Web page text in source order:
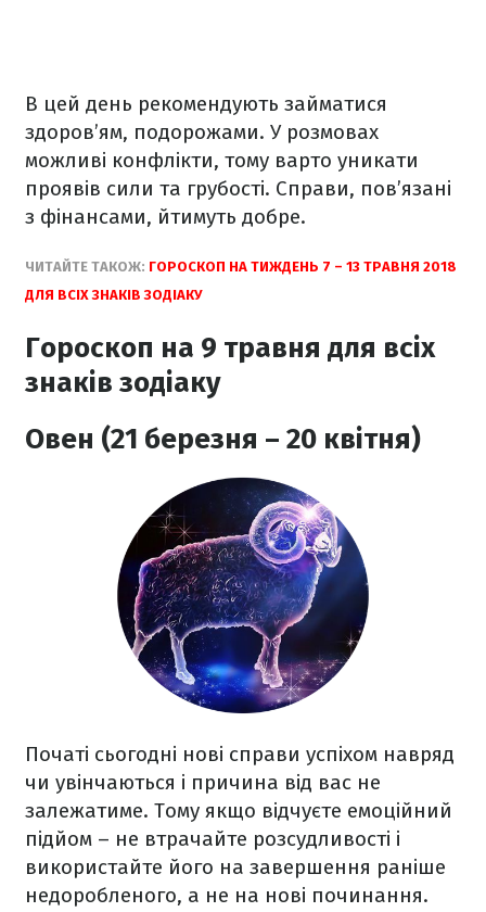
В цей день рекомендують займатися
здоров’ям, подорожами. У розмовах
можливі конфлікти, тому варто уникати
проявів сили та грубості. Справи, пов’язані
з фінансами, йтимуть добре.
ЧИТАЙТЕ ТАКОЖ: ГОРОСКОП НА ТИЖДЕНЬ 7 – 13 ТРАВНЯ 2018
ДЛЯ ВСІХ ЗНАКІВ ЗОДІАКУ
Гороскоп на 9 травня для всіх
знаків зодіаку
Овен (21 березня – 20 квітня)
Початі сьогодні нові справи успіхом навряд
чи увінчаються і причина від вас не
залежатиме. Тому якщо відчуєте емоційний
підйом – не втрачайте розсудливості і
використайте його на завершення раніше
недоробленого, а не на нові починання.